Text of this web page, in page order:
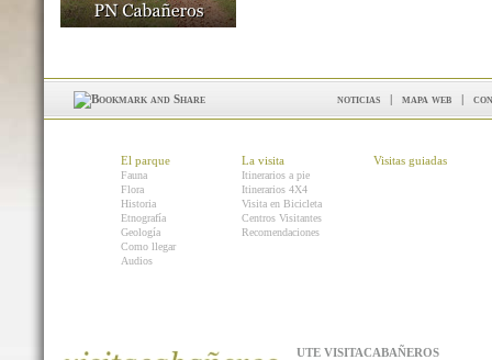
noticias | mapa web |
El parque
Fauna
Flora
Historia
Etnografía
Geología
Como llegar
Audios
La visita
Itinerarios a pie
Itinerarios 4X4
Visita en Bicicleta
Centros Visitantes
Recomendaciones
Visitas guiadas
UTE VISITACABAÑEROS